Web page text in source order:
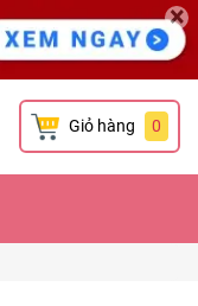
×
Giỏ hàng 0